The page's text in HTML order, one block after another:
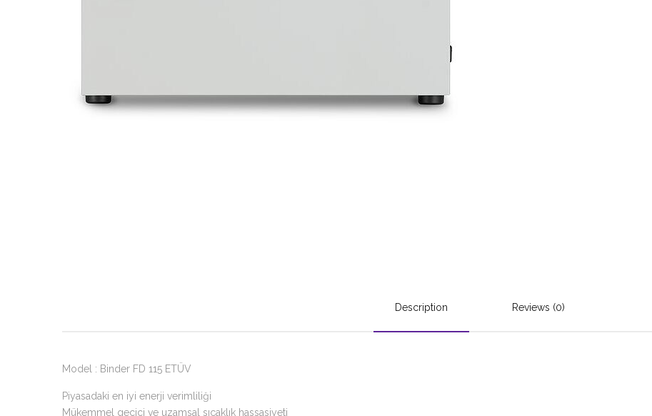
Description Reviews (0)
Model : Binder FD 115 ETÜV
Piyasadaki en iyi enerji verimliliği
Mükemmel geçici ve uzamsal sıcaklık hassasiyeti